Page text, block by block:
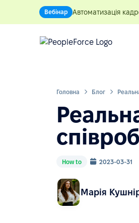
Вебінар Автоматизація
Головна Блог
How to 2023-03-31
Марія